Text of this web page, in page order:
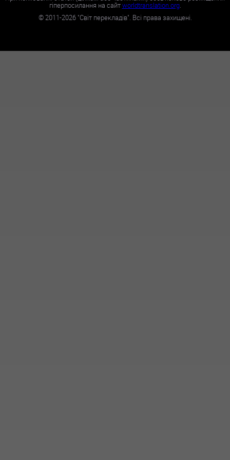
гіперпосилання на сайтworldtranslation.org.
©2011-2026"Світ перекладів". Всі права захищені.